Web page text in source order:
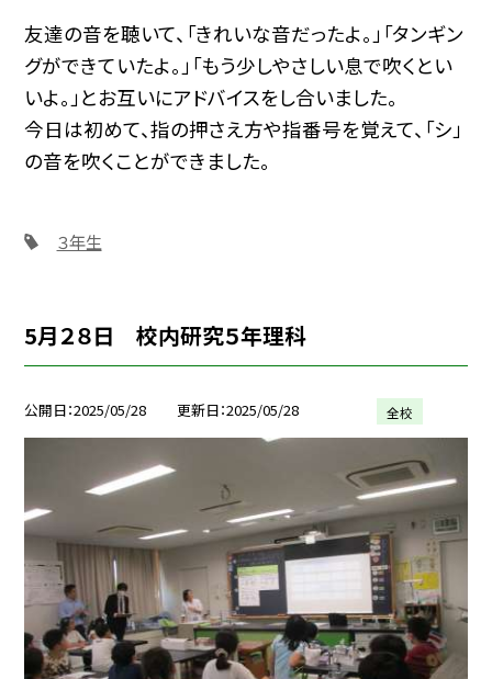
友達の音を聴いて、「きれいな音だったよ。」「タンギン
グができていたよ。」「もう少しやさしい息で吹くとい
いよ。」とお互いにアドバイスをし合いました。
今日は初めて、指の押さえ方や指番号を覚えて、「シ」
の音を吹くことができました。
３年生
5月２８日 校内研究５年理科
公開日 2025/05/28 更新日 2025/05/28 全校